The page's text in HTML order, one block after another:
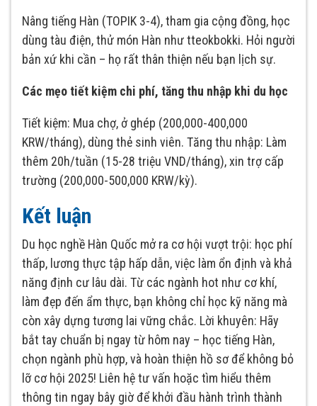
Nâng tiếng Hàn (TOPIK 3-4), tham gia cộng đồng, học
dùng tàu điện, thử món Hàn như tteokbokki. Hỏi người
bản xứ khi cần – họ rất thân thiện nếu bạn lịch sự.
Các mẹo tiết kiệm chi phí, tăng thu nhập khi du học
Tiết kiệm: Mua chợ, ở ghép (200,000-400,000
KRW/tháng), dùng thẻ sinh viên. Tăng thu nhập: Làm
thêm 20h/tuần (15-28 triệu VND/tháng), xin trợ cấp
trường (200,000-500,000 KRW/kỳ).
Kết luận
Du học nghề Hàn Quốc mở ra cơ hội vượt trội: học phí
thấp, lương thực tập hấp dẫn, việc làm ổn định và khả
năng định cư lâu dài. Từ các ngành hot như cơ khí,
làm đẹp đến ẩm thực, bạn không chỉ học kỹ năng mà
còn xây dựng tương lai vững chắc. Lời khuyên: Hãy
bắt tay chuẩn bị ngay từ hôm nay – học tiếng Hàn,
chọn ngành phù hợp, và hoàn thiện hồ sơ để không bỏ
lỡ cơ hội 2025! Liên hệ tư vấn hoặc tìm hiểu thêm
thông tin ngay bây giờ để khởi đầu hành trình thành